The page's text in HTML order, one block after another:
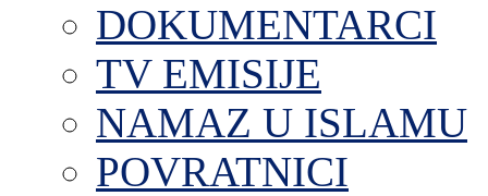
DOKUMENTARCI
TV EMISIJE
NAMAZ U ISLAMU
POVRATNICI